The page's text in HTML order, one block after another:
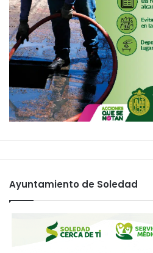
Ayuntamiento de Soledad